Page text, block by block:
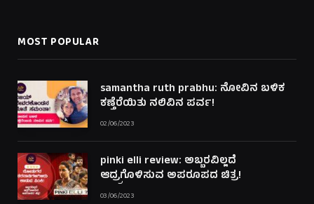
MOST POPULAR
samantha ruth prabhu: ನೋವಿನ ಬಳಿಕ
ಕಣ್ತೆರೆಯಿತು ನಲಿವಿನ ಪರ್ವ!
02/06/2023
pinki elli review: ಅಬ್ಬರವಿಲ್ಲದೆ
ಆದ್ರ್ರಗೊಳಿಸುವ ಅಪರೂಪದ ಚಿತ್ರ!
03/06/2023